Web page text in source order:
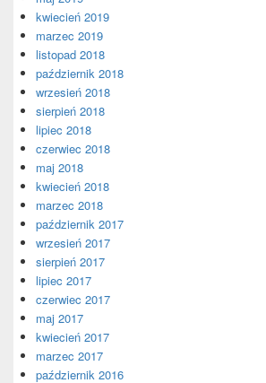
kwiecień 2019
marzec 2019
listopad 2018
październik 2018
wrzesień 2018
sierpień 2018
lipiec 2018
czerwiec 2018
maj 2018
kwiecień 2018
marzec 2018
październik 2017
wrzesień 2017
sierpień 2017
lipiec 2017
czerwiec 2017
maj 2017
kwiecień 2017
marzec 2017
październik 2016